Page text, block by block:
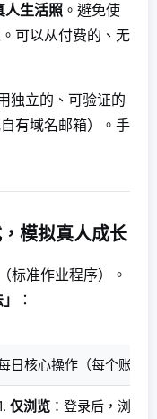
人生活照 。避免使
可以从付费的、无
独立的、可验证的
有域名邮箱）。手
模拟真人成长
标准作业程序）。
：
日核心操作（每个账号
仅浏览 ：登录后，浏览